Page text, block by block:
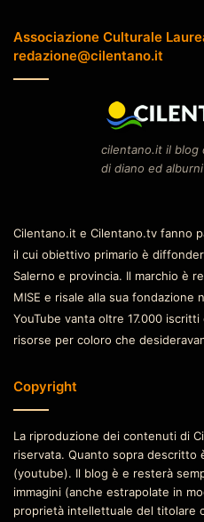
Associazione Culturale
redazione@cilentano.it
cilentano.it il blog
di diano ed alburni
Cilentano.it e Cilentano.tv fanno
il cui obiettivo primario è
Salerno e provincia. Il marchio è
MISE e risale alla sua fondazione
YouTube vanta oltre 17.000
risorse per coloro che
Copyright
La riproduzione dei contenuti di
riservata. Quanto sopra descritto
(youtube). Il blog è e resterà
immagini (anche estrapolate in
proprietà intellettuale del titolare